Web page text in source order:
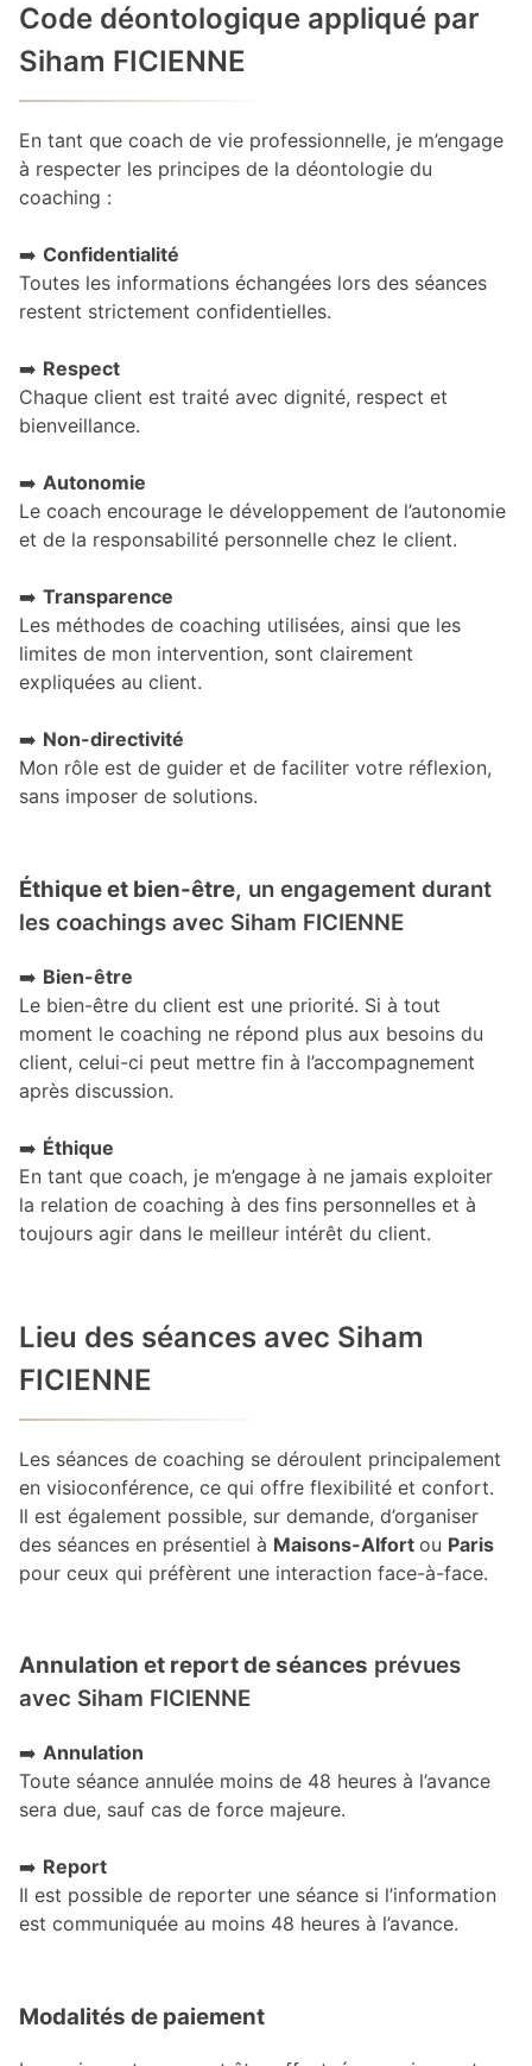
Code déontologique appliqué par
Siham FICIENNE
En tant que coach de vie professionnelle, je m’engage
à respecter les principes de la déontologie du
coaching :
➡️ Confidentialité
Toutes les informations échangées lors des séances
restent strictement confidentielles.
➡️ Respect
Chaque client est traité avec dignité, respect et
bienveillance.
➡️ Autonomie
Le coach encourage le développement de l’autonomie
et de la responsabilité personnelle chez le client.
➡️ Transparence
Les méthodes de coaching utilisées, ainsi que les
limites de mon intervention, sont clairement
expliquées au client.
➡️ Non-directivité
Mon rôle est de guider et de faciliter votre réflexion,
sans imposer de solutions.
Éthique et bien-être, un engagement durant
les coachings avec Siham FICIENNE
➡️ Bien-être
Le bien-être du client est une priorité. Si à tout
moment le coaching ne répond plus aux besoins du
client, celui-ci peut mettre fin à l’accompagnement
après discussion.
➡️ Éthique
En tant que coach, je m’engage à ne jamais exploiter
la relation de coaching à des fins personnelles et à
toujours agir dans le meilleur intérêt du client.
Lieu des séances avec Siham
FICIENNE
Les séances de coaching se déroulent principalement
en visioconférence, ce qui offre flexibilité et confort.
Il est également possible, sur demande, d’organiser
des séances en présentiel à Maisons-Alfort ou Paris
pour ceux qui préfèrent une interaction face-à-face.
Annulation et report de séances prévues
avec Siham FICIENNE
➡️ Annulation
Toute séance annulée moins de 48 heures à l’avance
sera due, sauf cas de force majeure.
➡️ Report
Il est possible de reporter une séance si l’information
est communiquée au moins 48 heures à l’avance.
Modalités de paiement